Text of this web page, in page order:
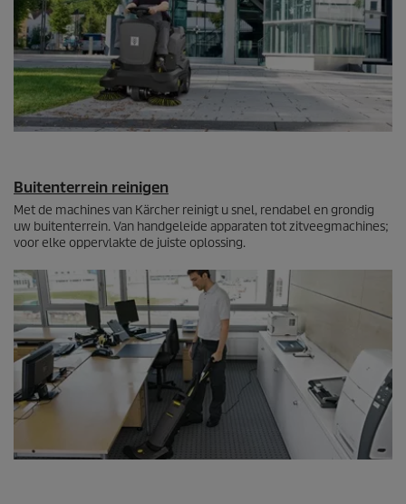
Buitenterrein reinigen
Met de machines van Kärcher reinigt u snel, rendabel en grondig
uw buitenterrein. Van handgeleide apparaten tot zitveegmachines;
voor elke oppervlakte de juiste oplossing.